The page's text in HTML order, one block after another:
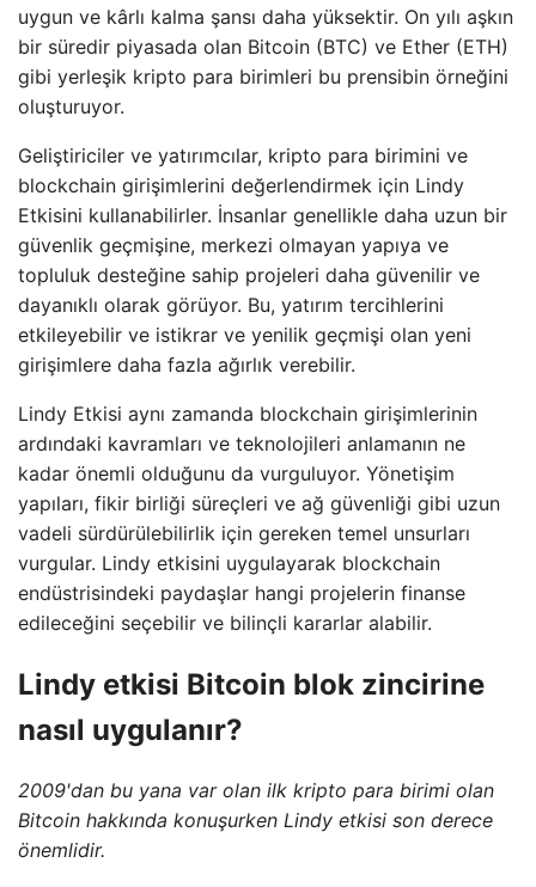
uygun ve kârlı kalma şansı daha yüksektir. On yılı aşkın
bir süredir piyasada olan Bitcoin (BTC) ve Ether (ETH)
gibi yerleşik kripto para birimleri bu prensibin örneğini
oluşturuyor.
Geliştiriciler ve yatırımcılar, kripto para birimini ve
blockchain girişimlerini değerlendirmek için Lindy
Etkisini kullanabilirler. İnsanlar genellikle daha uzun bir
güvenlik geçmişine, merkezi olmayan yapıya ve
topluluk desteğine sahip projeleri daha güvenilir ve
dayanıklı olarak görüyor. Bu, yatırım tercihlerini
etkileyebilir ve istikrar ve yenilik geçmişi olan yeni
girişimlere daha fazla ağırlık verebilir.
Lindy Etkisi aynı zamanda blockchain girişimlerinin
ardındaki kavramları ve teknolojileri anlamanın ne
kadar önemli olduğunu da vurguluyor. Yönetişim
yapıları, fikir birliği süreçleri ve ağ güvenliği gibi uzun
vadeli sürdürülebilirlik için gereken temel unsurları
vurgular. Lindy etkisini uygulayarak blockchain
endüstrisindeki paydaşlar hangi projelerin finanse
edileceğini seçebilir ve bilinçli kararlar alabilir.
Lindy etkisi Bitcoin blok zincirine
nasıl uygulanır?
2009'dan bu yana var olan ilk kripto para birimi olan
Bitcoin hakkında konuşurken Lindy etkisi son derece
önemlidir.